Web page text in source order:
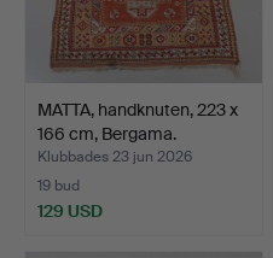
MATTA, handknuten, 223 x
166 cm, Bergama.
Klubbades 23 jun 2026
19 bud
129 USD